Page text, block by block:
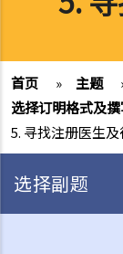
首页 » 主题
选择订明格式及
5. 寻找注册医生及
选择副题